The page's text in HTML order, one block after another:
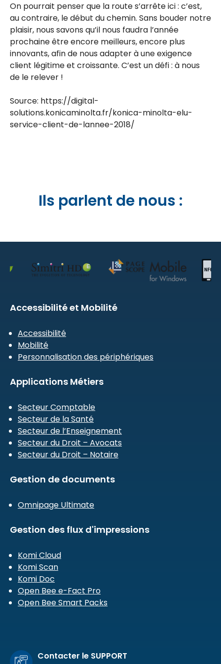
On pourrait penser que la route s’arrête ici : c’est,
au contraire, le début du chemin. Sans bouder notre
plaisir, nous savons qu’il nous faudra l’année
prochaine être encore meilleurs, encore plus
innovants, afin de nous adapter à une exigence
client légitime et croissante. C’est un défi : à nous
de le relever !
Source: https://digital-
solutions.konicaminolta.fr/konica-minolta-elu-
service-client-de-lannee-2018/
Ils parlent de nous :
Accessibilité et Mobilité
Accessibilité
Mobilité
Personnalisation des périphériques
Applications Métiers
Secteur Comptable
Secteur de la Santé
Secteur de l’Enseignement
Secteur du Droit – Avocats
Secteur du Droit – Notaire
Gestion de documents
Omnipage Ultimate
Gestion des flux d'impressions
Komi Cloud
Komi Scan
Komi Doc
Open Bee e-Fact Pro
Open Bee Smart Packs
Contacter le SUPPORT